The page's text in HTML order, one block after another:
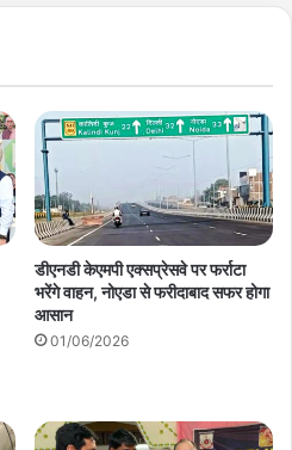
डीएनडी केएमपी एक्सप्रेसवे पर फर्राटा
भरेंगे वाहन, नोएडा से फरीदाबाद सफर होगा
आसान
01/06/2026